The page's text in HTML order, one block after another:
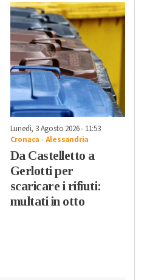
Lunedì, 3 Agosto 2026 - 11:53
Cronaca -Alessandria
Da Castelletto a
Gerlotti per
scaricare i rifiuti:
multati in otto